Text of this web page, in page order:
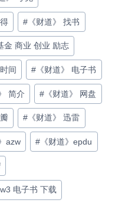
# 《财道》 找书
金 商业 创业 励志
间 # 《财道》 电子书
简介 # 《财道》 网盘
# 《财道》 迅雷
azw # 《财道》epdu
电子书 下载